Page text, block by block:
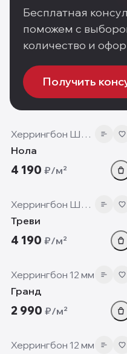
Бесплатная
поможем с
количество и
Получить
12 мм
Херрингбон Шеврон
Нола
4 190 ₽/м²
12 мм
Херрингбон Шеврон
Треви
4 190 ₽/м²
12 мм
Херрингбон 12 мм
Гранд
2 990 ₽/м²
12 мм
Херрингбон 12 мм